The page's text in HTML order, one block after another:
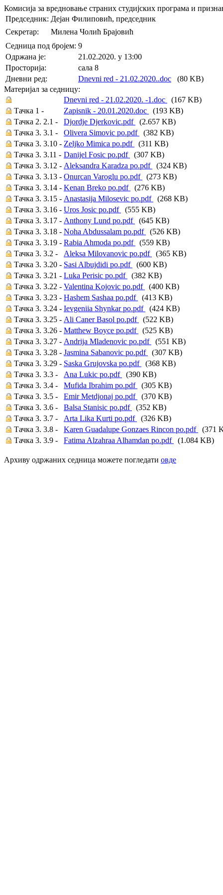
Комисија за вредновање страних студијских програма и
Председник: Дејан Филиповић, председник
Секретар:
Милена Чолић Брајовић
Седница под бројем: 9
Oдржана je:
21.02.2020. у 13:00
Просторија:
сала 8
Дневни ред:
Dnevni red - 21.02.2020..doc (80 KB)
Материјал за седницу:
Dnevni red - 21.02.2020. -1.doc
(167 KB)
Тачка 1 -
Zapisnik - 20.01.2020.doc
(193 KB)
Тачка 2. 2.1 -
Djordje Djerkovic.pdf
(2.657 KB)
Тачка 3. 3.1 -
Olivera Simovic po.pdf
(382 KB)
Тачка 3. 3.10 - Zeljko Mimica po.pdf
(311 KB)
Тачка 3. 3.11 - Danijel Fosic po.pdf
(307 KB)
Тачка 3. 3.12 - Aleksandra Karadza po.pdf
(324 KB)
Тачка 3. 3.13 - Onurcan Varoglu po.pdf
(273 KB)
Тачка 3. 3.14 - Kenan Breko po.pdf
(276 KB)
Тачка 3. 3.15 - Anastasija Milosevic po.pdf
(268 KB)
Тачка 3. 3.16 - Uros Josic po.pdf
(555 KB)
Тачка 3. 3.17 - Anthony Lund po.pdf
(645 KB)
Тачка 3. 3.18 - Noha Abdussalam po.pdf
(526 KB)
Тачка 3. 3.19 - Rabia Ahmoda po.pdf
(559 KB)
Тачка 3. 3.2 -
Aleksa Milovanovic po.pdf
(365 KB)
Тачка 3. 3.20 - Sasi Albujdidi po.pdf
(600 KB)
Тачка 3. 3.21 - Luka Perisic po.pdf
(382 KB)
Тачка 3. 3.22 - Valentina Kojovic po.pdf
(400 KB)
Тачка 3. 3.23 - Hashem Sashaa po.pdf
(413 KB)
Тачка 3. 3.24 - Ievgeniia Shynkar po.pdf
(424 KB)
Тачка 3. 3.25 - Ali Caner Basol po.pdf
(522 KB)
Тачка 3. 3.26 - Matthew Boyce po.pdf
(525 KB)
Тачка 3. 3.27 - Andrija Mladenovic po.pdf
(551 KB)
Тачка 3. 3.28 - Jasmina Sabanovic po.pdf
(307 KB)
Тачка 3. 3.29 - Saska Grujovska po.pdf
(368 KB)
Тачка 3. 3.3 -
Ana Lukic po.pdf
(390 KB)
Тачка 3. 3.4 -
Mufida Ibrahim po.pdf
(305 KB)
Тачка 3. 3.5 -
Emir Metdjonaj po.pdf
(370 KB)
Тачка 3. 3.6 -
Balsa Stanisic po.pdf
(352 KB)
Тачка 3. 3.7 -
Arta Lika Kurti po.pdf
(326 KB)
Тачка 3. 3.8 -
Karen Guadalupe Gonzaes Rincon po.pdf
(371
Тачка 3. 3.9 -
Fatima Alzahraa Alhamdan po.pdf (1.084 KB)
Архиву одржаних седница можете погледати овде